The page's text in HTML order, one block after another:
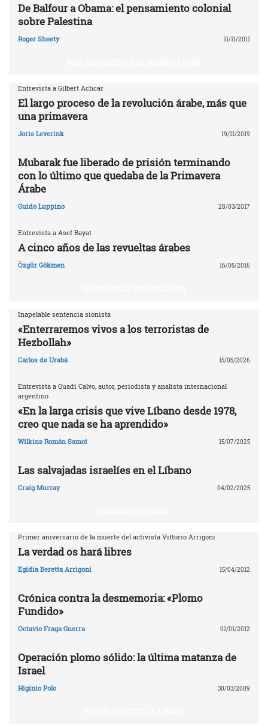
De Balfour a Obama: el pensamiento colonial
sobre Palestina
Roger Sheety 11/11/2011
Entrevista a Gilbert Achcar
El largo proceso de la revolución árabe, más que
una primavera
Joris Leverink 19/11/2019
Mubarak fue liberado de prisión terminando
con lo último que quedaba de la Primavera
Árabe
Guido Luppino 28/03/2017
Entrevista a Asef Bayat
A cinco años de las revueltas árabes
Özgür Gökmen 16/05/2016
Inapelable sentencia sionista
«Enterraremos vivos a los terroristas de
Hezbollah»
Carlos de Urabá 15/05/2026
Entrevista a Guadi Calvo, autor, periodista y analista internacional
argentino
«En la larga crisis que vive Líbano desde 1978,
creo que nada se ha aprendido»
Wilkins Román Samot 15/07/2025
Las salvajadas israelíes en el Líbano
Craig Murray 04/02/2025
Primer aniversario de la muerte del activista Vittorio Arrigoni
La verdad os hará libres
Egidia Beretta Arrigoni 15/04/2012
Crónica contra la desmemoria: «Plomo
Fundido»
Octavio Fraga Guerra 01/01/2012
Operación plomo sólido: la última matanza de
Israel
Higinio Polo 30/03/2009